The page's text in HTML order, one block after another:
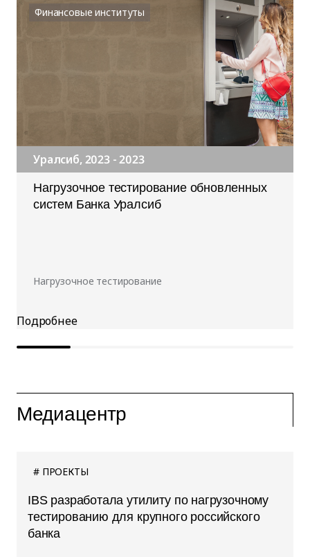
Финансовые институты
Уралсиб, 2023 - 2023
Нагрузочное тестирование обновленных
систем Банка Уралсиб
Нагрузочное тестирование
Медиацентр
ПРОЕКТЫ
IBS разработала утилиту по нагрузочному
тестированию для крупного российского
банка